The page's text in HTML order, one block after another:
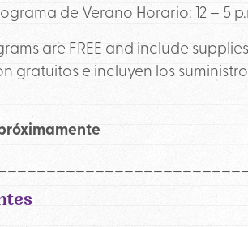
de Verano Horario: 12 – 5
are FREE and include
gratuitos e incluyen los